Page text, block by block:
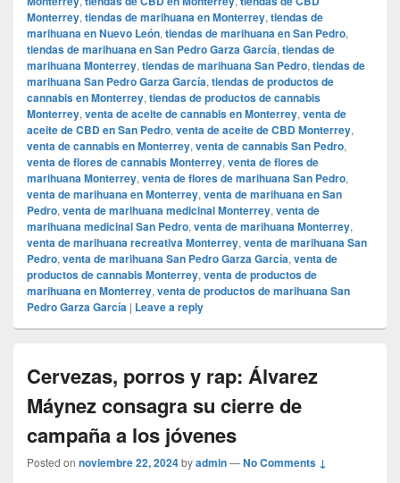
Monterrey, tiendas de marihuana en Monterrey, tiendas de
marihuana en Nuevo León, tiendas de marihuana en San Pedro,
tiendas de marihuana en San Pedro Garza García, tiendas de
marihuana Monterrey, tiendas de marihuana San Pedro, tiendas de
marihuana San Pedro Garza García, tiendas de productos de
cannabis en Monterrey, tiendas de productos de cannabis
Monterrey, venta de aceite de cannabis en Monterrey, venta de
aceite de CBD en San Pedro, venta de aceite de CBD Monterrey,
venta de cannabis en Monterrey, venta de cannabis San Pedro,
venta de flores de cannabis Monterrey, venta de flores de
marihuana Monterrey, venta de flores de marihuana San Pedro,
venta de marihuana en Monterrey, venta de marihuana en San
Pedro, venta de marihuana medicinal Monterrey, venta de
marihuana medicinal San Pedro, venta de marihuana Monterrey,
venta de marihuana recreativa Monterrey, venta de marihuana San
Pedro, venta de marihuana San Pedro Garza García, venta de
productos de cannabis Monterrey, venta de productos de
marihuana en Monterrey, venta de productos de marihuana San
Pedro Garza García | Leave a reply
Cervezas, porros y rap: Álvarez
Máynez consagra su cierre de
campaña a los jóvenes
Posted on noviembre 22, 2024byadmin—No Comments ↓